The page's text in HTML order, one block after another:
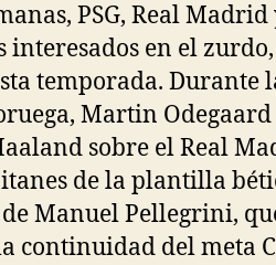
PSG, Real Madrid
en el
temporada. Durante
Martin
sobre el Real
de la plantilla
Manuel Pellegrini,
continuidad del meta